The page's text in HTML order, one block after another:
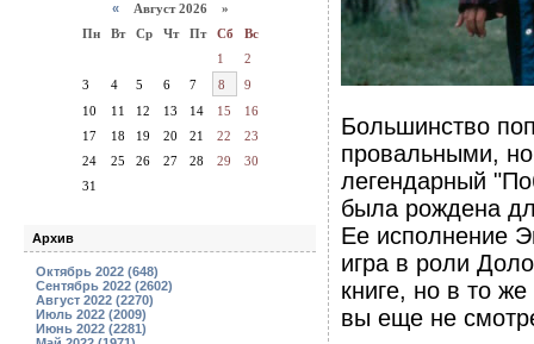
« Август 2026 »
Пн
Вт Ср Чт Пт Сб
Вс
1
2
3
4 5 6 7 8
9
10
11 12 13 14 15
16
17
18 19 20 21 22
23
24
25 26 27 28 29
30
31
Архив
Октябрь 2022 (648)
Сентябрь 2022 (2602)
Август 2022 (2270)
Июль 2022 (2009)
Июнь 2022 (2281)
Большинство
провальными, но
легендарный
была рождена
Ее исполнение
игра в роли
книге, но в то
вы еще не